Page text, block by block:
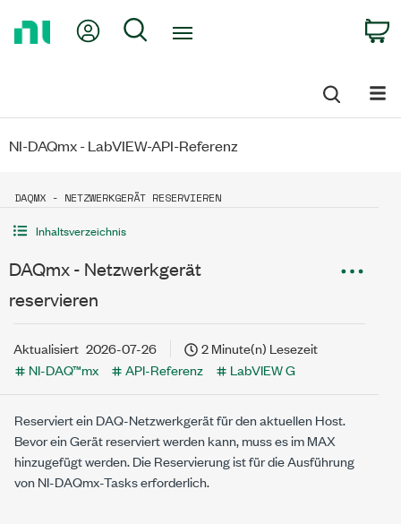
My Account
Search
NI-DAQmx - LabVIEW-API-Referenz
DAQMX - NETZWERKGERÄT RESERVIEREN
Inhaltsverzeichnis
DAQmx - Netzwerkgerät
reservieren
Aktualisiert 2026-07-26
2 Minute(n) Lesezeit
NI-DAQ™mx
API-Referenz LabVIEW G
Reserviert ein DAQ-Netzwerkgerät für den aktuellen Host.
Bevor ein Gerät reserviert werden kann, muss es im MAX
hinzugefügt werden. Die Reservierung ist für die Ausführung
von NI-DAQmx-Tasks erforderlich.